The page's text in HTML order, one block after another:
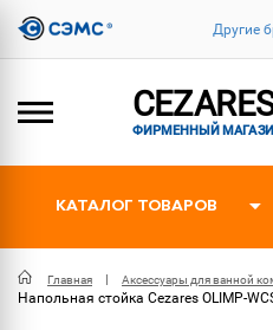
Другие
ФИРМЕННЫЙ
КАТАЛОГ ТОВАРОВ
Главная Аксессуары для ванной
Напольная стойка Cezares OLIMP-